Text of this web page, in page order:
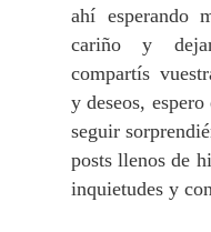
ahí esperando
cariño y
compartís
y deseos,
seguir
posts llenos de
inquietudes y